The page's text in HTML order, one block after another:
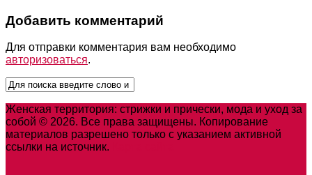
Добавить комментарий
Для отправки комментария вам необходимо
авторизоваться.
Женская территория: стрижки и прически, мода и уход за
собой © 2026. Все права защищены. Копирование
материалов разрешено только с указанием активной
ссылки на источник.